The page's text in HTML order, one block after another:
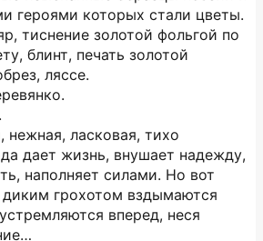
героями которых стали цветы.
тиснение золотой фольгой по
блинт, печать золотой
ляссе.
ласковая, тихо
дает жизнь, внушает надежду,
наполняет силами. Но вот
диким грохотом вздымаются
вперед, неся